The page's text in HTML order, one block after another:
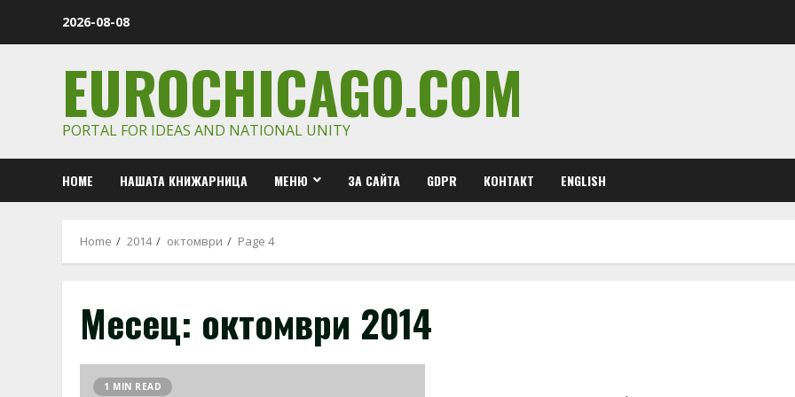
2026-08-08
EUROCHICAGO.COM
PORTAL FOR IDEAS AND NATIONAL UNITY
HOME НАШАТА КНИЖАРНИЦА МЕНЮ ЗА САЙТА GDPR КОНТАКТ ENGLISH
Home 2014 октомври Page 4
Месец: октомври 2014
1 MIN READ